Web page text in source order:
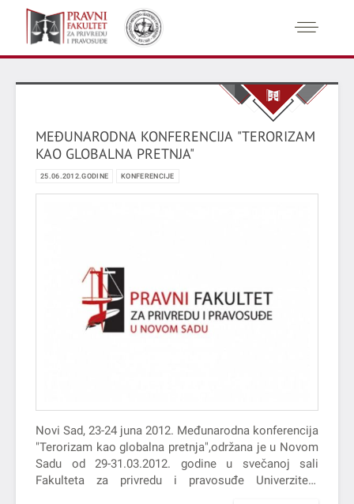
MEĐUNARODNA KONFERENCIJA "TERORIZAM
KAO GLOBALNA PRETNJA"
25.06.2012.GODINE KONFERENCIJE
Novi Sad, 23-24 juna 2012. Međunarodna konferencija
"Terorizam kao globalna pretnja",održana je u Novom
Sadu od 29-31.03.2012. godine u svečanoj sali
Fakulteta za privredu i pravosuđe Univerziteta